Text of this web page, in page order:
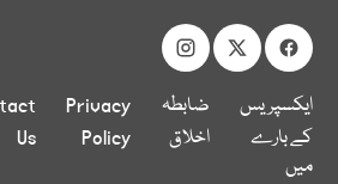
ایکسپریس
کے بارے
میں
ضابطہ
اخلاق
Privacy
Policy
Us